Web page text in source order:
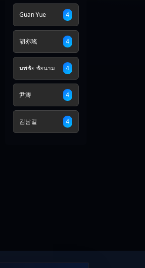
Guan Yue 4
胡亦瑤 4
นพชัย ชัยนาม 4
尹涛 4
김남길 4